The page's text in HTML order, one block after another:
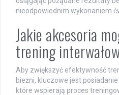
nieodpowiednim wykonaniem
Jakie akcesoria
trening
Aby zwiększyć efektywność
bieżni, kluczowe jest
które wspierają proces